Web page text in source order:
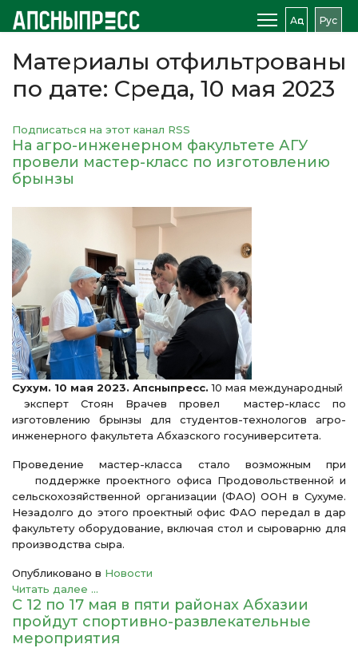
Аԥс Рус
Материалы отфильтрованы
по дате: Среда, 10 мая 2023
Подписаться на этот канал RSS
На агро-инженерном факультете АГУ
провели мастер-класс по изготовлению
брынзы
Сухум. 10 мая 2023. Апсныпресс. 10 мая международный
эксперт Стоян Врачев провел мастер-класс по
изготовлению брынзы для студентов-технологов агро-
инженерного факультета Абхазского госуниверситета.
Проведение мастер-класса стало возможным при
поддержке проектного офиса Продовольственной и
сельскохозяйственной организации (ФАО) ООН в Сухуме.
Незадолго до этого проектный офис ФАО передал в дар
факультету оборудование, включая стол и сыроварню для
производства сыра.
Опубликовано в Новости
Читать далее ...
С 12 по 17 мая в пяти районах Абхазии
пройдут спортивно-развлекательные
мероприятия